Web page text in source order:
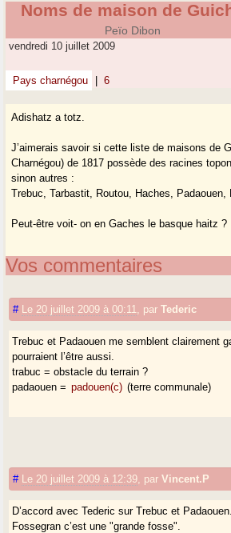
Noms de maison de
Peïo Dibon
vendredi 10 juillet 2009
Pays charnégou 6
Adishatz a totz.
J’aimerais savoir si cette liste de maisons de
Charnégou) de 1817 possède des racines
sinon autres :
Trebuc, Tarbastit, Routou, Haches, Padaouen,
Peut-être voit- on en Gaches le basque haitz ?
Vos commentaires
# Le 20 juillet 2009 à 00:11 parTederic
Trebuc et Padaouen me semblent clairement
pourraient l’être aussi.
trabuc = obstacle du terrain ?
padaouen = padouen(c) (terre communale)
# Le 20 juillet 2009 à 12:39 parVincent.P
D’accord avec Tederic sur Trebuc et Padaouen.
Fossegran c’est une "grande fosse".